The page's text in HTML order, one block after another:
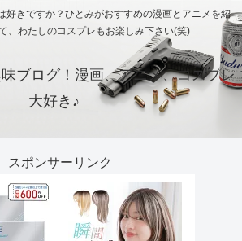
好きですか？ひとみがおすすめの漫画とアニメを紹
、わたしのコスプレもお楽しみ下さい(笑)
ブログ！漫画、アニメ、コスプレ
大好き♪
スポンサーリンク